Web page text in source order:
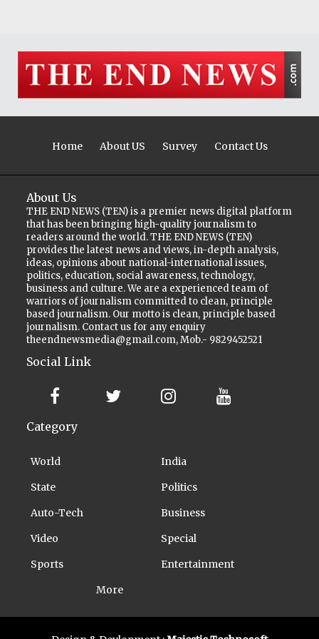
Home About US Survey Contact Us
About Us
THE END NEWS (TEN) is a premier news digital platform
that has been bringing high-quality journalism to
readers around the world. THE END NEWS (TEN)
provides the latest news and views, in-depth analysis,
ideas, opinions about national-international issues,
politics, education, social awareness, technology,
business and culture. We are a experienced team of
warriors of journalism committed to clean, principle
based journalism. Our motto is clean, principle based
journalism. Contact us for any enquiry
theendnewsmedia@gmail.com, Mob.- 9829452521
Social Link
Category
World
India
State
Politics
Auto-Tech
Business
Video
Special
Sports
Entertainment
More